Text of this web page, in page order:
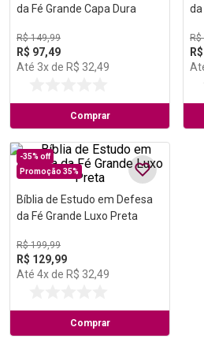
da Fé Grande Capa Dura
R$ 149,99
R$ 97,49
Até 3x de R$ 32,49
Comprar
da
R$
R$
-35% off
Promoção 35%
Bíblia de Estudo em Defesa
da Fé Grande Luxo Preta
R$ 199,99
R$ 129,99
Até 4x de R$ 32,49
Comprar